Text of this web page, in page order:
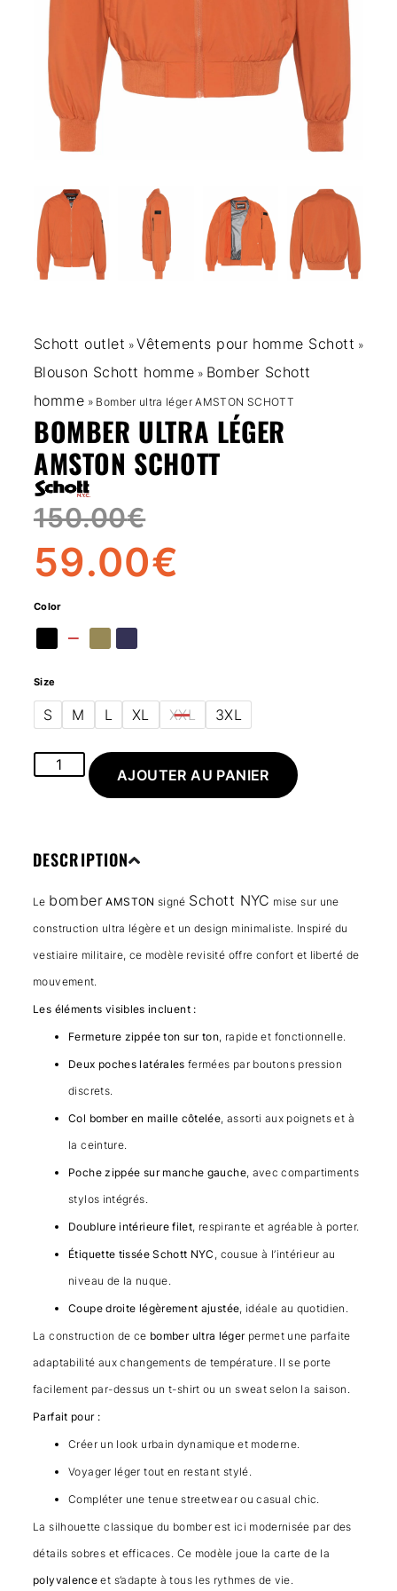
Schott outlet »Vêtements pour homme Schott »
Blouson Schott homme » Bomber Schott
homme » Bomber ultra léger AMSTON SCHOTT
BOMBER ULTRA LÉGER
AMSTON SCHOTT
150.00€
59.00€
Color
Size
3XL
L
M
S XL XXL
AJOUTER AU PANIER
DESCRIPTION
Le bomber AMSTON signé Schott NYC mise sur une
construction ultra légère et un design minimaliste. Inspiré du
vestiaire militaire, ce modèle revisité offre confort et liberté de
mouvement.
Les éléments visibles incluent :
Fermeture zippée ton sur ton, rapide et fonctionnelle.
Deux poches latérales fermées par boutons pression
discrets.
Col bomber en maille côtelée, assorti aux poignets et à
la ceinture.
Poche zippée sur manche gauche, avec compartiments
stylos intégrés.
Doublure intérieure filet, respirante et agréable à porter.
Étiquette tissée Schott NYC , cousue à l’intérieur au
niveau de la nuque.
Coupe droite légèrement ajustée, idéale au quotidien.
La construction de ce bomber ultra légerpermet une parfaite
adaptabilité aux changements de température. Il se porte
facilement par-dessus un t-shirt ou un sweat selon la saison.
Parfait pour :
Créer un look urbain dynamique et moderne.
Voyager léger tout en restant stylé.
Compléter une tenue streetwear ou casual chic.
La silhouette classique du bomber est ici modernisée par des
détails sobres et efficaces. Ce modèle joue la carte de la
polyvalence et s’adapte à tous les rythmes de vie.